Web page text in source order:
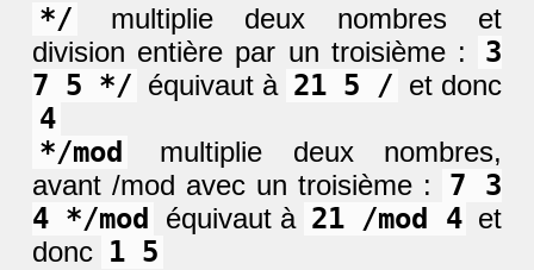
*/
multiplie deux nombres et
division entière par un troisième :
3
7 5 */ équivaut à 21 5 / et donc
4
*/mod
multiplie deux nombres,
avant /mod avec un troisième :
7 3
4 */mod équivaut à 21 /mod 4 et
donc 1 5